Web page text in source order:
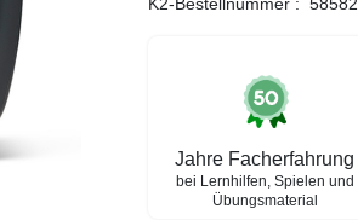
Jahre Facherfahrung
bei Lernhilfen, Spielen und
Übungsmaterial